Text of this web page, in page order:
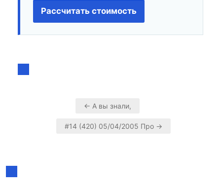
Рассчитать стоимость
Навигация
← А вы знали,
#14 (420) 05/04/2005 Про →